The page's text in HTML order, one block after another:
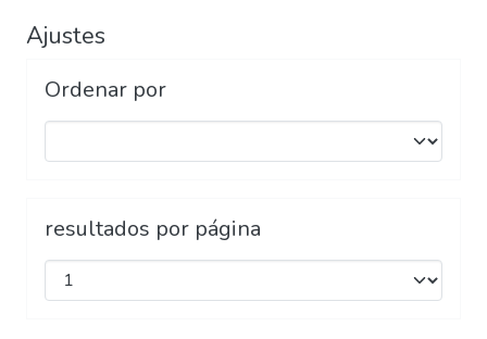
Ajustes
Ordenar por
resultados por página